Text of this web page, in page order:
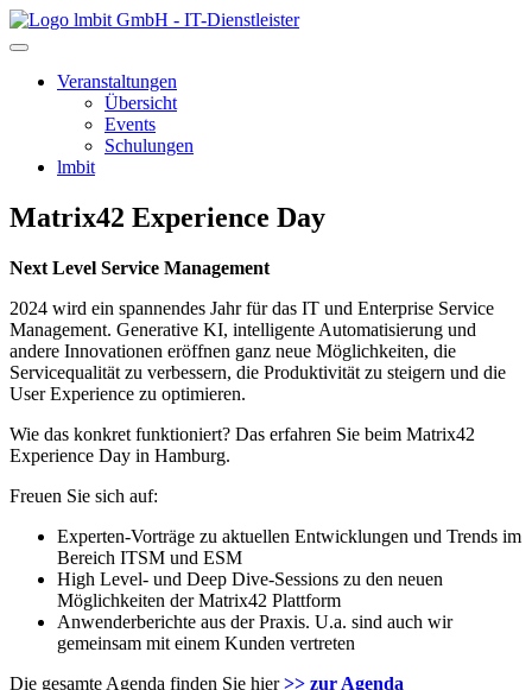
lmbit GmbH - IT-Dienstleister
Veranstaltungen
Übersicht
Events
Schulungen
lmbit
Matrix42 Experience Day
Next Level Service Management
2024 wird ein spannendes Jahr für das IT und Enterprise Service
Management. Generative KI, intelligente Automatisierung und
andere Innovationen eröffnen ganz neue Möglichkeiten, die
Servicequalität zu verbessern, die Produktivität zu steigern und die
User Experience zu optimieren.
Wie das konkret funktioniert? Das erfahren Sie beim Matrix42
Experience Day in Hamburg.
Freuen Sie sich auf:
Experten-Vorträge zu aktuellen Entwicklungen und Trends im
Bereich ITSM und ESM
High Level- und Deep Dive-Sessions zu den neuen
Möglichkeiten der Matrix42 Plattform
Anwenderberichte aus der Praxis. U.a. sind auch wir
gemeinsam mit einem Kunden vertreten
Die gesamte Agenda finden Sie hier>> zur Agenda